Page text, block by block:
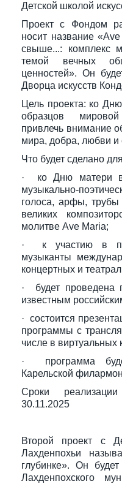
Детской школой
Проект с Фондом
носит название
свыше...: комплекс
темой вечных
ценностей». Он
Дворца искусств
Цель проекта: ко
образцов
привлечь внимание
мира, добра, любви и
Что будет сделано
· ко Дню матери в
музыкально-
голоса, арфы, трубы
великих
молитве Ave Maria;
· к участию в
музыканты
концертных и
· будет проведена
известным
· состоится
программы с
числе в виртуальных
· программа
Карельской
Сроки
30.11.2025
Второй проект с
Лахденпохьи
глубинке». Он
Лахденпохского